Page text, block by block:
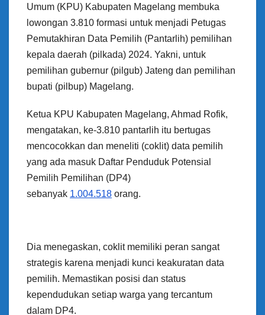
Umum (KPU) Kabupaten Magelang membuka
lowongan 3.810 formasi untuk menjadi Petugas
Pemutakhiran Data Pemilih (Pantarlih) pemilihan
kepala daerah (pilkada) 2024. Yakni, untuk
pemilihan gubernur (pilgub) Jateng dan pemilihan
bupati (pilbup) Magelang.
Ketua KPU Kabupaten Magelang, Ahmad Rofik,
mengatakan, ke-3.810 pantarlih itu bertugas
mencocokkan dan meneliti (coklit) data pemilih
yang ada masuk Daftar Penduduk Potensial
Pemilih Pemilihan (DP4)
sebanyak 1.004.518 orang.
Dia menegaskan, coklit memiliki peran sangat
strategis karena menjadi kunci keakuratan data
pemilih. Memastikan posisi dan status
kependudukan setiap warga yang tercantum
dalam DP4.